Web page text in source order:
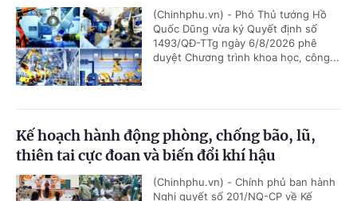
(Chinhphu.vn) - Phó Thủ tướng Hồ
Quốc Dũng vừa ký Quyết định số
1493/QĐ-TTg ngày 6/8/2026 phê
duyệt Chương trình khoa học, công...
Kế hoạch hành động phòng, chống bão, lũ,
thiên tai cực đoan và biến đổi khí hậu
(Chinhphu.vn) - Chính phủ ban hành
Nghị quyết số 201/NQ-CP về Kế